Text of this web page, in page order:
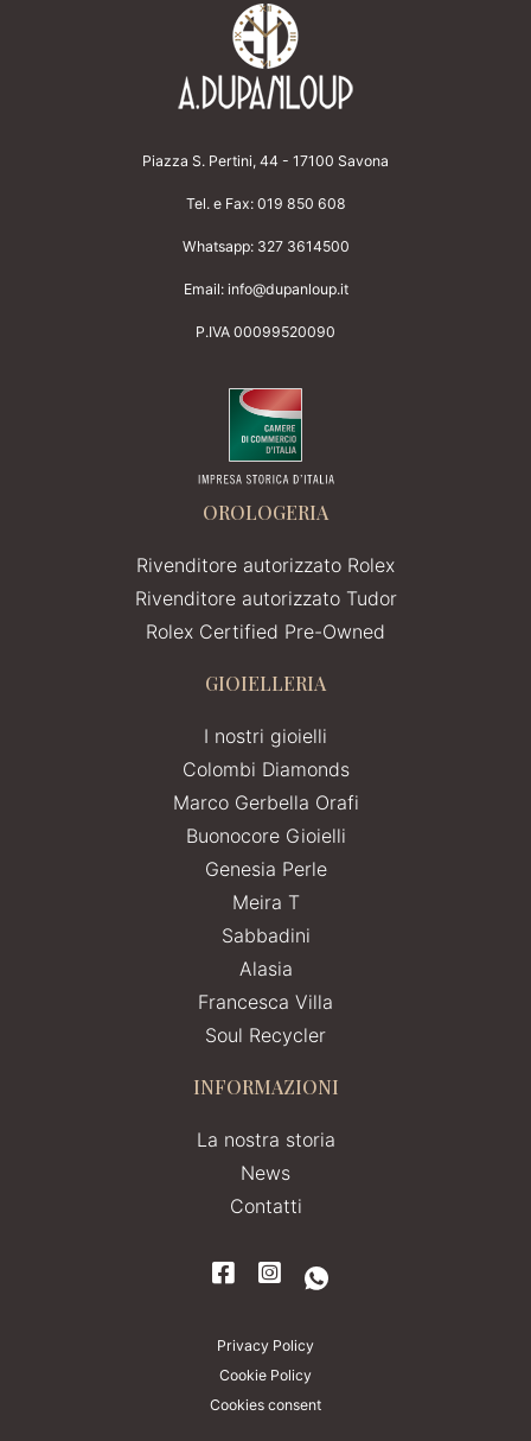
Piazza S. Pertini, 44 - 17100 Savona
Tel. e Fax: 019 850 608
Whatsapp: 327 3614500
Email: info@dupanloup.it
P.IVA 00099520090
OROLOGERIA
Rivenditore autorizzato Rolex
Rivenditore autorizzato Tudor
Rolex Certified Pre-Owned
GIOIELLERIA
I nostri gioielli
Colombi Diamonds
Marco Gerbella Orafi
Buonocore Gioielli
Genesia Perle
Meira T
Sabbadini
Alasia
Francesca Villa
Soul Recycler
INFORMAZIONI
La nostra storia
News
Contatti
Privacy Policy
Cookie Policy
Cookies consent